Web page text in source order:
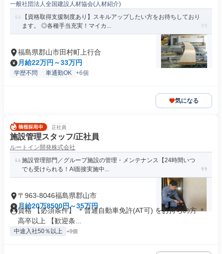
一般社団法人全国建設人材協会(人材紹介)
【資格取得支援制度あり】スキルアップしたい方をお待ちしており
ます。 ◎各種手当充実！マイカ...
福島県郡山市田村町上行合
月給22万円～33万円
学歴不問 車通勤OK +6個
気になる
正社員
施設管理スタッフ/正社員
ルートイン開発株式会社
施設管理部門／グループ施設の管理・メンテナンス【24時間いつ
でも受けられる！AI面接実施中...
〒963-8046福島県郡山市
月給20万8500円～35万円
資格 【必須条件】 ＊普通自動車免許(AT可) をお持ちの方 ＊
高卒以上 【歓迎条...
中途入社50％以上 +9個